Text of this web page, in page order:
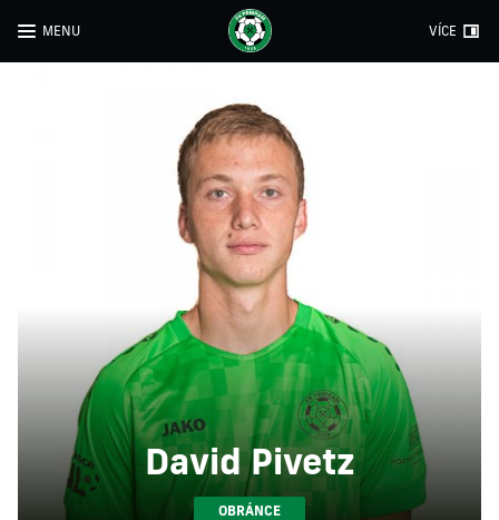
MENU VÍCE
David Pivetz
OBRÁNCE